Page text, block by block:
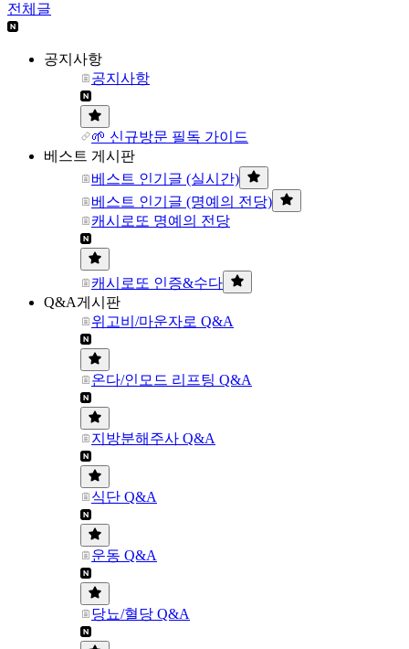
전체글
공지사항
공지사항
🌱 신규방문 필독 가이드
베스트 게시판
베스트 인기글 (실시간)
베스트 인기글 (명예의 전당)
캐시로또 명예의 전당
캐시로또 인증&수다
Q&A게시판
위고비/마운자로 Q&A
온다/인모드 리프팅 Q&A
지방분해주사 Q&A
식단 Q&A
운동 Q&A
당뇨/혈당 Q&A